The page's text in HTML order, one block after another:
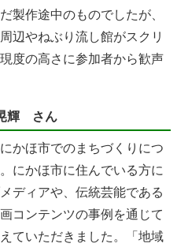
製作途中のものでしたが、
辺やねぶり流し館がスクリ
度の高さに参加者から歓声
輝 さん
かほ市でのまちづくりにつ
にかほ市に住んでいる方に
ディアや、伝統芸能である
コンテンツの事例を通じて
ていただきました。「地域